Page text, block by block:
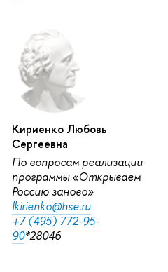
Кириенко Любовь
Сергеевна
По вопросам реализации
программы «Открываем
Россию заново»
lkirienko@hse.ru
+7 (495) 772-95-
90*28046